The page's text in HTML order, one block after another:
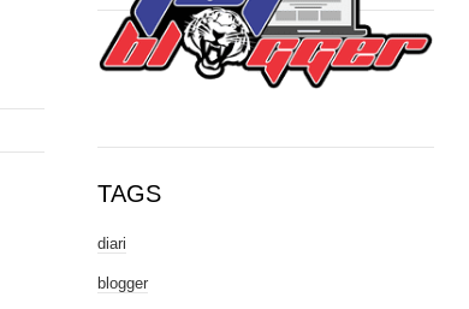
TAGS
diari
blogger